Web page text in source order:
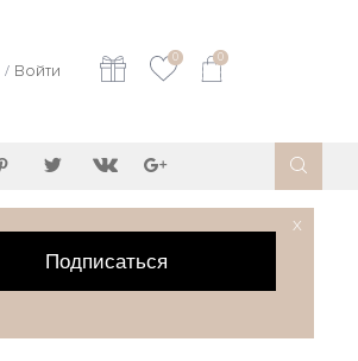
/ Войти
0 0
Подписаться
X